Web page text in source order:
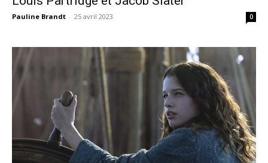
Pauline Brandt - 25 avril 2023 0